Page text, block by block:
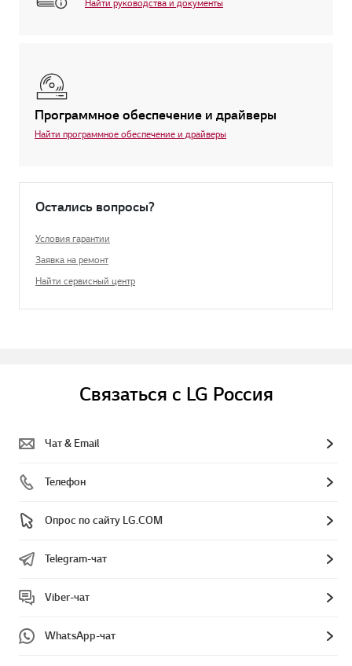
Найти руководства и документы
Программное обеспечение и драйверы
Найти программное обеспечение и драйверы
Остались вопросы?
Условия гарантии
Заявка на ремонт
Найти сервисный центр
Связаться с LG Россия
Чат & Email
Телефон
Опрос по сайту LG.COM
Telegram-чат
Viber-чат
WhatsApp-чат